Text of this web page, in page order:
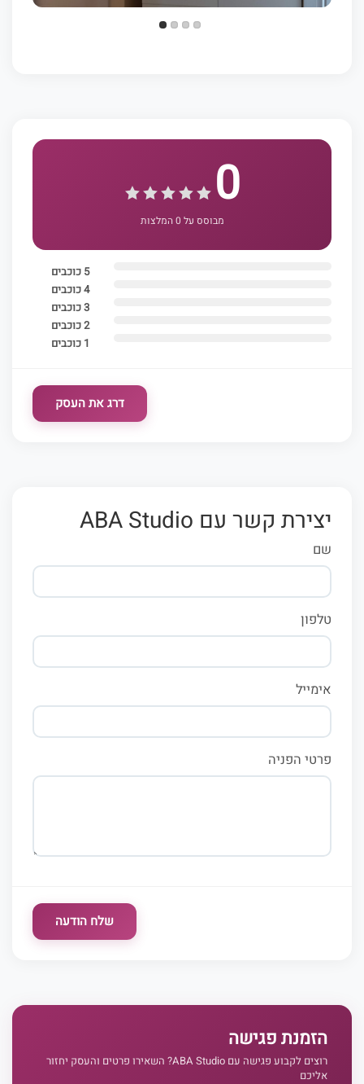
0
מבוסס על 0 המלצות
5 כוכבים
4 כוכבים
3 כוכבים
2 כוכבים
1 כוכבים
דרג את העסק
יצירת קשר עם ABA Studio
שם
טלפון
אימייל
פרטי הפניה
שלח הודעה
הזמנת פגישה
רוצים לקבוע פגישה עם ABA Studio? השאירו פרטים והעסק יחזור
אליכם